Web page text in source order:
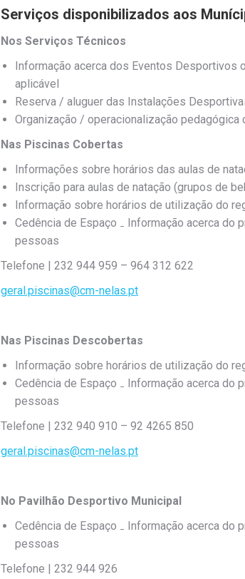
Serviços disponibilizados aos
Nos Serviços Técnicos
Informação acerca dos Eventos Desportivos
aplicável
Reserva / aluguer das Instalações
Organização / operacionalização pedagógica
Nas Piscinas Cobertas
Informações sobre horários das aulas de
Inscrição para aulas de natação (grupos de
Informação sobre horários de utilização do
Cedência de Espaço ₋ Informação acerca
pessoas
Telefone | 232 944 959 – 964 312 622
geral.piscinas@cm-nelas.pt
Nas Piscinas Descobertas
Informação sobre horários de utilização do
Cedência de Espaço ₋ Informação acerca
pessoas
Telefone | 232 940 910 – 92 4265 850
geral.piscinas@cm-nelas.pt
No Pavilhão Desportivo Municipal
Cedência de Espaço ₋ Informação acerca
pessoas
Telefone | 232 944 926